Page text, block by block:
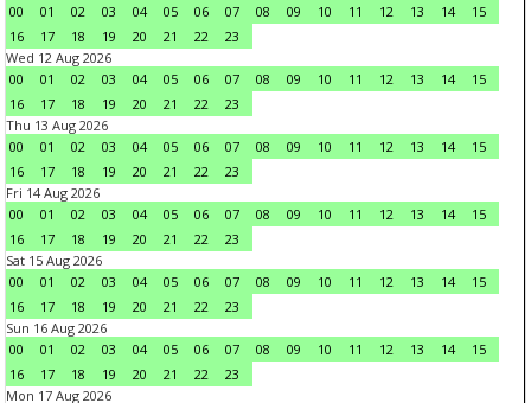
00
01 02 03 04 05 06 07 08 09 10 11 12 13 14
15
16
17 18 19 20 21 22
23
Wed 12 Aug 2026
00
01 02 03 04 05 06 07 08 09 10 11 12 13 14
15
16
17 18 19 20 21 22
23
Thu 13 Aug 2026
00
01 02 03 04 05 06 07 08 09 10 11 12 13 14
15
16
17 18 19 20 21 22
23
Fri 14 Aug 2026
00
01 02 03 04 05 06 07 08 09 10 11 12 13 14
15
16
17 18 19 20 21 22
23
Sat 15 Aug 2026
00
01 02 03 04 05 06 07 08 09 10 11 12 13 14
15
16
17 18 19 20 21 22
23
Sun 16 Aug 2026
00
01 02 03 04 05 06 07 08 09 10 11 12 13 14
15
16
17 18 19 20 21 22
23
Mon 17 Aug 2026